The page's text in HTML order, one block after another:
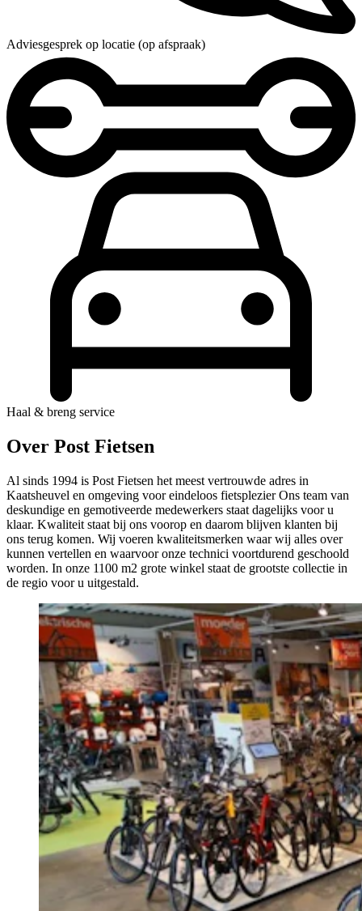
Adviesgesprek op locatie (op afspraak)
Haal & breng service
Over Post Fietsen
Al sinds 1994 is Post Fietsen het meest vertrouwde adres in
Kaatsheuvel en omgeving voor eindeloos fietsplezier Ons team van
deskundige en gemotiveerde medewerkers staat dagelijks voor u
klaar. Kwaliteit staat bij ons voorop en daarom blijven klanten bij
ons terug komen. Wij voeren kwaliteitsmerken waar wij alles over
kunnen vertellen en waarvoor onze technici voortdurend geschoold
worden. In onze 1100 m2 grote winkel staat de grootste collectie in
de regio voor u uitgestald.